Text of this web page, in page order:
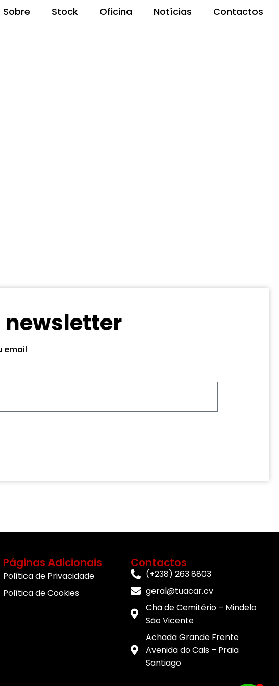
Sobre Stock Oficina Notícias Contactos
newsletter
email
Páginas Adicionais
Política de Privacidade
Política de Cookies
Contactos
(+238) 263 8803
geral@tuacar.cv
Chã de Cemitério – Mindelo
São Vicente
Achada Grande Frente
Avenida do Cais – Praia
Santiago